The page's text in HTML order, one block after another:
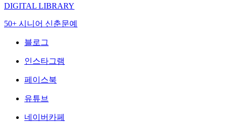
DIGITAL LIBRARY
50+ 시니어 신춘문예
블로그
인스타그램
페이스북
유튜브
네이버카페